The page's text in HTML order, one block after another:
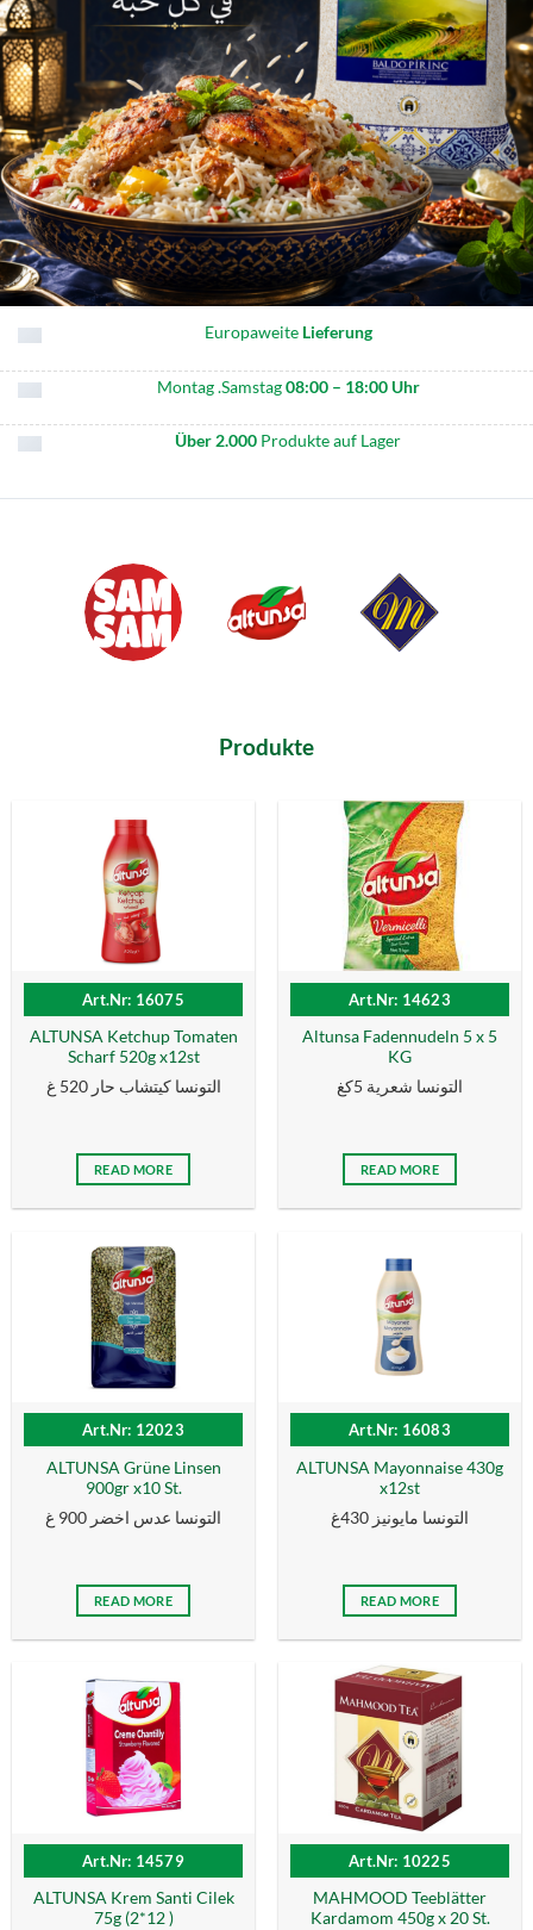
Europaweite Lieferung
Montag .Samstag08:00 – 18:00 Uhr
Über 2.000 Produkte auf Lager
Produkte
Art.Nr: 16075
ALTUNSA Ketchup Tomaten
Scharf 520g x12st
التونسا كيتشاب حار 520 غ
READ MORE
Art.Nr: 14623
Altunsa Fadennudeln 5 x 5
KG
التونسا شعرية 5كغ
READ MORE
Art.Nr: 12023
ALTUNSA Grüne Linsen
900gr x10 St.
التونسا عدس اخضر 900 غ
READ MORE
Art.Nr: 16083
ALTUNSA Mayonnaise 430g
x12st
التونسا مايونيز 430غ
READ MORE
Art.Nr: 14579
ALTUNSA Krem Santi Cilek
75g (2*12 )
Art.Nr: 10225
MAHMOOD Teeblätter
Kardamom 450g x 20 St.